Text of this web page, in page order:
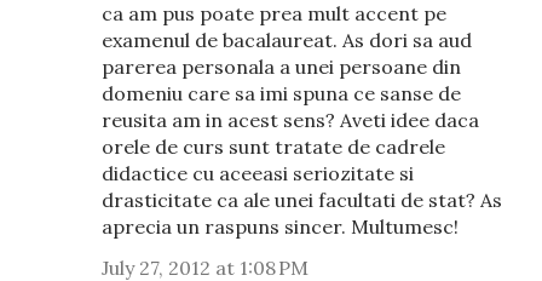
ca am pus poate prea mult accent pe
examenul de bacalaureat. As dori sa aud
parerea personala a unei persoane din
domeniu care sa imi spuna ce sanse de
reusita am in acest sens? Aveti idee daca
orele de curs sunt tratate de cadrele
didactice cu aceeasi seriozitate si
drasticitate ca ale unei facultati de stat? As
aprecia un raspuns sincer. Multumesc!
July 27, 2012 at 1:08 PM